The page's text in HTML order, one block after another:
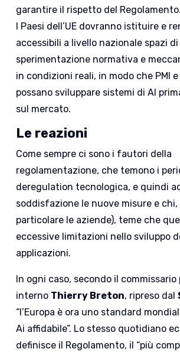
garantire il rispetto del Regolamento.
I Paesi dell’UE dovranno istituire e
accessibili a livello nazionale spazi di
sperimentazione normativa e
in condizioni reali, in modo che PMI
possano sviluppare sistemi di AI
sul mercato.
Le reazioni
Come sempre ci sono i fautori della
regolamentazione, che temono i
deregulation tecnologica, e quindi
soddisfazione le nuove misure e
particolare le aziende), teme che
eccessive limitazioni nello sviluppo
applicazioni.
In ogni caso, secondo il commissario
interno Thierry Breton, ripreso dal
“l’Europa è ora uno standard
Ai affidabile”. Lo stesso quotidiano
definisce il Regolamento, il “più